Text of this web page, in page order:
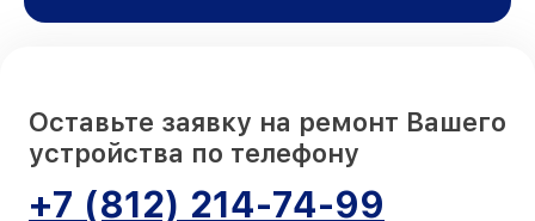
Оставьте заявку на ремонт Вашего
устройства по телефону
+7 (812) 214-74-99